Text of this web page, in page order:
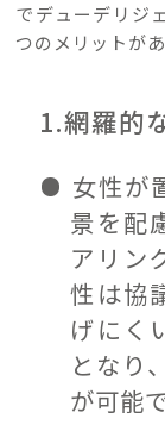
でデューデリジ
つのメリットがあ
1.網羅的
女性が
景を配
アリン
性は協
げにく
となり
が可能